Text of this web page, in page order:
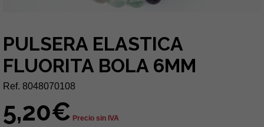
PULSERA ELASTICA
FLUORITA BOLA 6MM
Ref. 8048070108
5,20€ Precio sin IVA